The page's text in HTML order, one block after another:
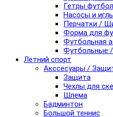
Гетры
Насосы и
Перчатки /
Форма для
Футбольная
Футбольные
Летний спорт
Акссесуары /
Защита
Чехлы для
Шлема
Бадминтон
Большой теннис